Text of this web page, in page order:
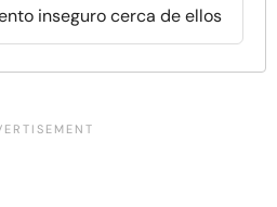
inseguro cerca de ellos